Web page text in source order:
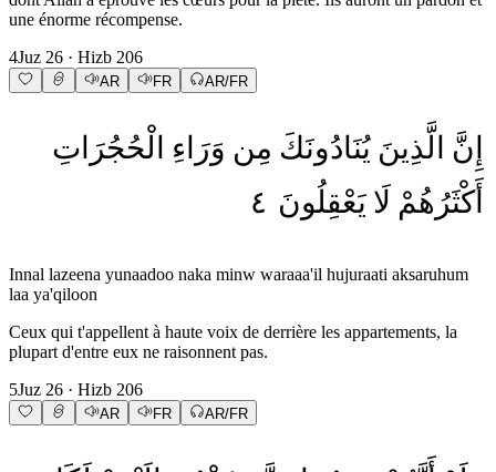
une énorme récompense.
4Juz 26 · Hizb 206
AR FR AR/FR
إِنَّ الَّذِينَ يُنَادُونَكَ مِن وَرَاءِ
الْحُجُرَاتِ
أَكْثَرُهُمْ لَا يَعْقِلُونَ ٤
Innal lazeena yunaadoo naka minw waraaa'il hujuraati aksaruhum
laa ya'qiloon
Ceux qui t'appellent à haute voix de derrière les appartements, la
plupart d'entre eux ne raisonnent pas.
5Juz 26 · Hizb 206
AR FR AR/FR